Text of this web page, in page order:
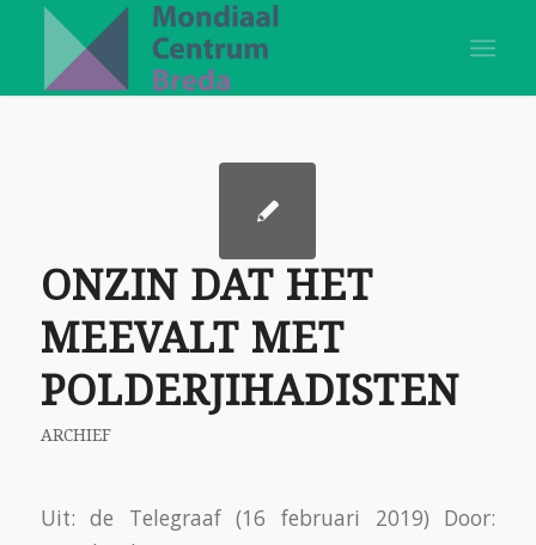
ONZIN DAT HET
MEEVALT MET
POLDERJIHADISTEN
ARCHIEF
Uit: de Telegraaf (16 februari 2019) Door: